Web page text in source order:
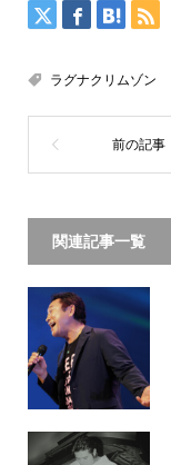
ラグナクリムゾン
関連記事一覧